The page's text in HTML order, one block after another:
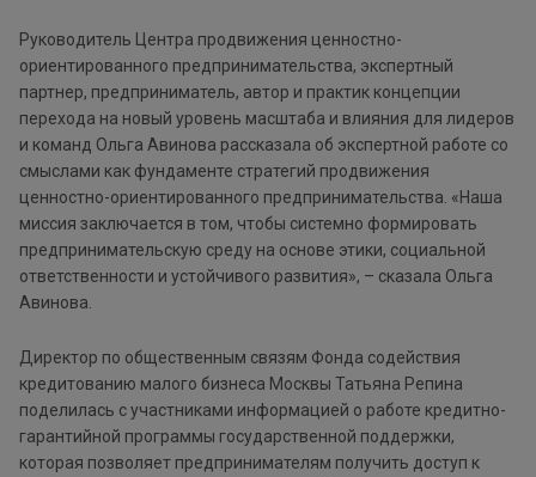
Руководитель Центра продвижения ценностно-
ориентированного предпринимательства, экспертный
партнер, предприниматель, автор и практик концепции
перехода на новый уровень масштаба и влияния для лидеров
и команд Ольга Авинова рассказала об экспертной работе со
смыслами как фундаменте стратегий продвижения
ценностно-ориентированного предпринимательства. «Наша
миссия заключается в том, чтобы системно формировать
предпринимательскую среду на основе этики, социальной
ответственности и устойчивого развития», – сказала Ольга
Авинова.
Директор по общественным связям Фонда содействия
кредитованию малого бизнеса Москвы Татьяна Репина
поделилась с участниками информацией о работе кредитно-
гарантийной программы государственной поддержки,
которая позволяет предпринимателям получить доступ к